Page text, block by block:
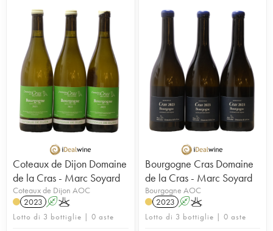
Coteaux de Dijon Domaine
de la Cras - Marc Soyard
Coteaux de Dijon AOC
2023 AK
Lotto di 3 bottiglie | 0 aste
Bourgogne Cras Domaine
de la Cras - Marc Soyard
Bourgogne AOC
2023 AK
Lotto di 3 bottiglie | 0 aste